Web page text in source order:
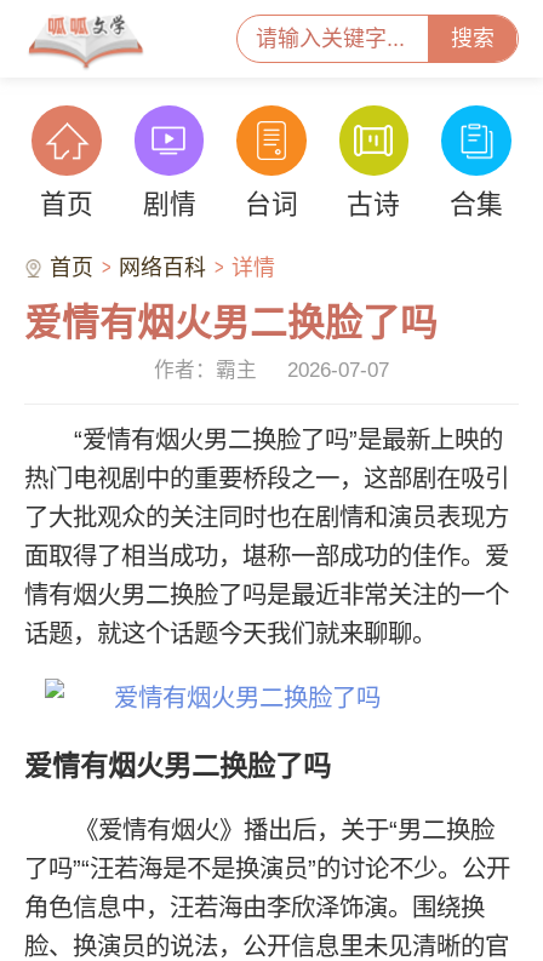
搜索
首页 剧情 台词 古诗 合集
首页 网络百科 详情
爱情有烟火男二换脸了吗
作者：霸主 2026-07-07
“爱情有烟火男二换脸了吗”是最新上映的
热门电视剧中的重要桥段之一，这部剧在吸引
了大批观众的关注同时也在剧情和演员表现方
面取得了相当成功，堪称一部成功的佳作。爱
情有烟火男二换脸了吗是最近非常关注的一个
话题，就这个话题今天我们就来聊聊。
爱情有烟火男二换脸了吗
《爱情有烟火》播出后，关于“男二换脸
了吗”“汪若海是不是换演员”的讨论不少。公开
角色信息中，汪若海由李欣泽饰演。围绕换
脸、换演员的说法，公开信息里未见清晰的官